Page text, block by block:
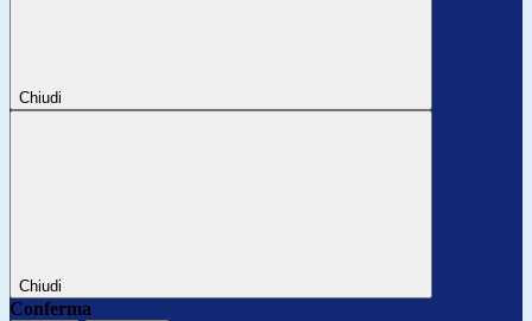
Chiudi
Chiudi
Conferma